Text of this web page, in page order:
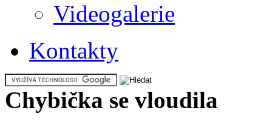
Videogalerie
Kontakty
Chybička se vloudila